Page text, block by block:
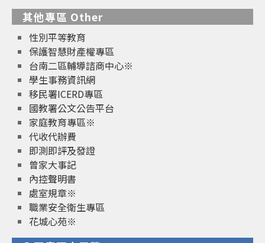
其他專區 Other
性別平等教育
保護智慧財產權專區
台南二區輔導諮商中心※
學生事務資訊網
移民署ICERD專區
國教署公文公告平台
家庭教育專區※
代收代辦費
即測即評及發證
曾家大事記
內控聲明書
處室規章※
職業安全衛生專區
花城心苑※